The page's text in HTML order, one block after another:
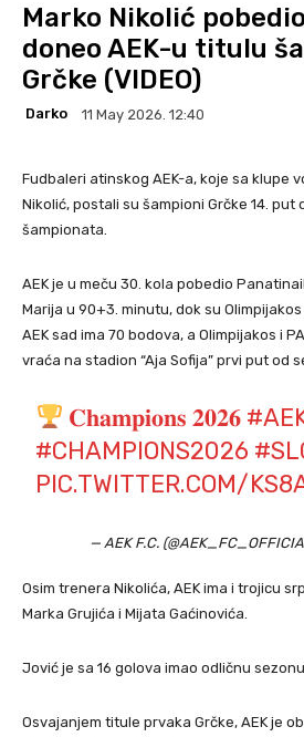
Marko Nikolić
doneo AEK-u titulu
Grčke (VIDEO)
Darko 11 May 2026. 12:40
Fudbaleri atinskog AEK-a, koje sa klupe
Nikolić, postali su šampioni Grčke 14. put
šampionata.
AEK je u meču 30. kola pobedio
Marija u 90+3. minutu, dok su Olimpijakos
AEK sad ima 70 bodova, a Olimpijakos i
vraća na stadion “Aja Sofija” prvi put od
𝐂𝐡𝐚𝐦𝐩𝐢𝐨𝐧𝐬 𝟐𝟎𝟐𝟔
#CHAMPIONS2026
PIC.TWITTER.COM/
— AEK F.C.
Osim trenera Nikolića, AEK ima i trojicu
Marka Grujića i Mijata Gaćinovića.
Jović je sa 16 golova imao odličnu
Osvajanjem titule prvaka Grčke, AEK je